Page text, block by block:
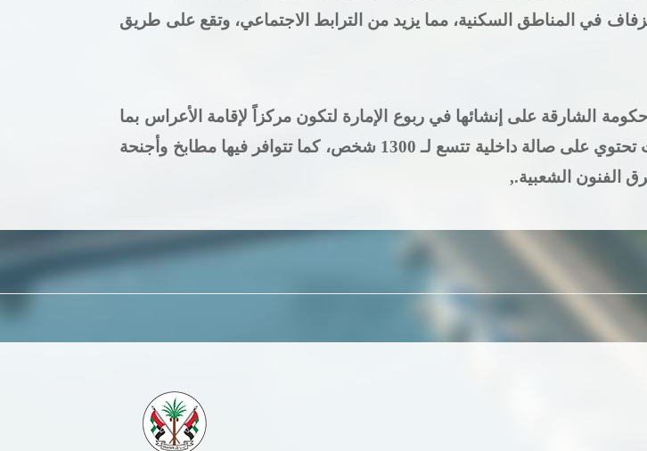
في المناطق السكنية، مما يزيد من الترابط الاجتماعي، وتقع على طريق
الشارقة على إنشائها في ربوع الإمارة لتكون مركزاً لإقامة الأعراس بما
تتضمنه من مرافق ذات كفاءة عالية وصورة جمالية متميزة، حيث تحتوي على صالة داخلية تتسع لـ 1300 شخص، كما تتوافر فيها مطابخ وأجنحة
الفنون الشعبية.,